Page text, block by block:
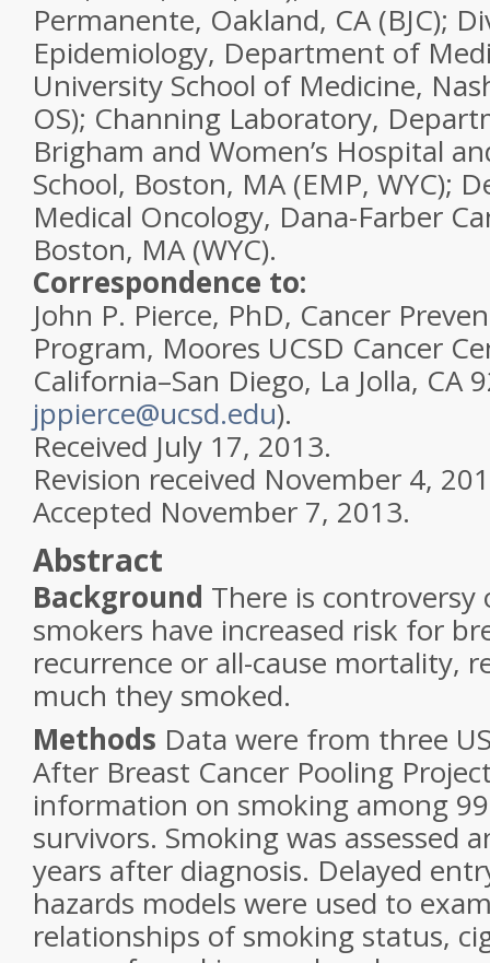
Permanente, Oakland, CA(BJC);
Epidemiology, Department of
University School of Medicine,
OS); Channing Laboratory,
Brigham and Women’s Hospital
School, Boston, MA(EMP, WYC);
Medical Oncology, Dana-Farber
Boston, MA(WYC).
Correspondence to:
John P. Pierce, PhD, Cancer
Program, Moores UCSD Cancer
California–San Diego, La Jolla, CA
jppierce@ucsd.edu).
Received July 17, 2013.
Revision received November 4,
Accepted November 7, 2013.
Abstract
Background There is
smokers have increased risk for
recurrence or all-cause mortality,
much they smoked.
Methods Data were from three
After Breast Cancer Pooling
information on smoking among
survivors. Smoking was assessed
years after diagnosis. Delayed
hazards models were used to
relationships of smoking status,